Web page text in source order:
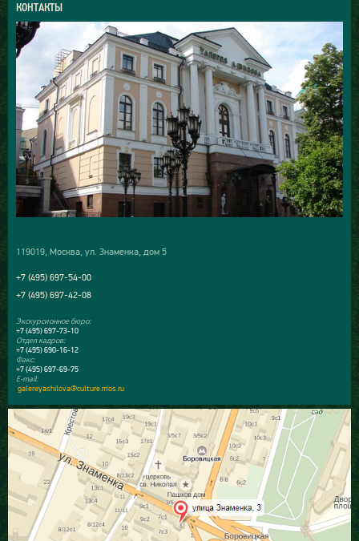
КОНТАКТЫ
119019, Москва, ул. Знаменка, дом 5
+7 (495) 697-54-00
+7 (495) 697-42-08
Экскурсионное бюро:
+7 (495) 697-73-10
Отдел кадров:
+7 (495) 690-16-12
Факс:
+7 (495) 697-69-75
E-mail:
galereyashilova@culture.mos.ru